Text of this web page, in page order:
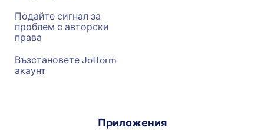
Подайте сигнал за
проблем с авторски
права
Възстановете Jotform
акаунт
Приложения